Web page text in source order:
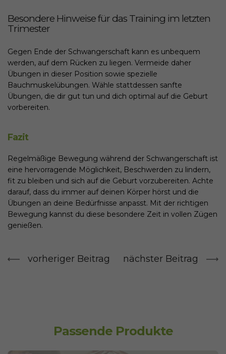
Besondere Hinweise für das Training im letzten
Trimester
Gegen Ende der Schwangerschaft kann es unbequem
werden, auf dem Rücken zu liegen. Vermeide daher
Übungen in dieser Position sowie spezielle
Bauchmuskelübungen. Wähle stattdessen sanfte
Übungen, die dir gut tun und dich optimal auf die Geburt
vorbereiten.
Fazit
Regelmäßige Bewegung während der Schwangerschaft ist
eine hervorragende Möglichkeit, Beschwerden zu lindern,
fit zu bleiben und sich auf die Geburt vorzubereiten. Achte
darauf, dass du immer auf deinen Körper hörst und die
Übungen an deine Bedürfnisse anpasst. Mit der richtigen
Bewegung kannst du diese besondere Zeit in vollen Zügen
genießen.
vorheriger Beitrag nächster Beitrag
Passende Produkte